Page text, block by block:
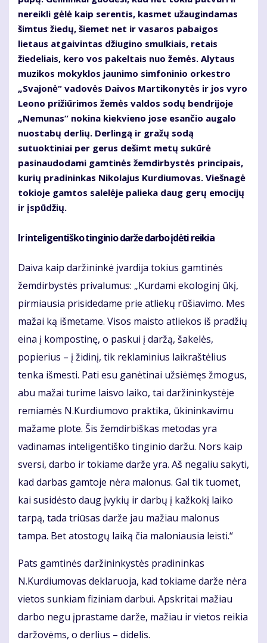
nereikli gėlė kaip serentis, kasmet užaugindamas
šimtus žiedų, šiemet net ir vasaros pabaigos
lietaus atgaivintas džiugino smulkiais, retais
žiedeliais, kero vos pakeltais nuo žemės. Alytaus
muzikos mokyklos jaunimo simfoninio orkestro
„Svajonė“ vadovės Daivos Martikonytės ir jos vyro
Leono prižiūrimos žemės valdos sodų bendrijoje
„Nemunas“ nokina kiekvieno jose esančio augalo
nuostabų derlių. Derlingą ir gražų sodą
sutuoktiniai per gerus dešimt metų sukūrė
pasinaudodami gamtinės žemdirbystės principais,
kurių pradininkas Nikolajus Kurdiumovas. Viešnagė
tokioje gamtos salelėje palieka daug gerų emocijų
ir įspūdžių.
Ir inteligentiško tinginio darže darbo įdėti reikia
Daiva kaip daržininkė įvardija tokius gamtinės
žemdirbystės privalumus: „Kurdami ekologinį ūkį,
pirmiausia prisidedame prie atliekų rūšiavimo. Mes
mažai ką išmetame. Visos maisto atliekos iš pradžių
eina į kompostinę, o paskui į daržą, šakelės,
popierius – į židinį, tik reklaminius laikraštėlius
tenka išmesti. Pati esu ganėtinai užsiėmęs žmogus,
abu mažai turime laisvo laiko, tai daržininkystėje
remiamės N.Kurdiumovo praktika, ūkininkavimu
mažame plote. Šis žemdirbiškas metodas yra
vadinamas inteligentiško tinginio daržu. Nors kaip
sversi, darbo ir tokiame darže yra. Aš negaliu sakyti,
kad darbas gamtoje nėra malonus. Gal tik tuomet,
kai susidėsto daug įvykių ir darbų į kažkokį laiko
tarpą, tada triūsas darže jau mažiau malonus
tampa. Bet atostogų laiką čia maloniausia leisti.“
Pats gamtinės daržininkystės pradininkas
N.Kurdiumovas deklaruoja, kad tokiame darže nėra
vietos sunkiam fiziniam darbui. Apskritai mažiau
darbo negu įprastame darže, mažiau ir vietos reikia
daržovėms, o derlius – didelis.